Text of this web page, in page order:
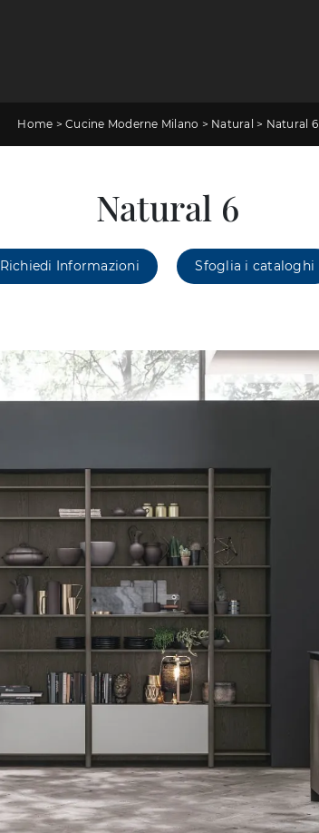
Home > Cucine Moderne Milano > Natural > Natural 6
Natural 6
Richiedi Informazioni Sfoglia i cataloghi